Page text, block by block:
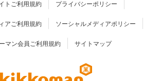
トご利用規約 プライバシーポリシー
アご利用規約 ソーシャルメディアポリシー
マン会員ご利用規約 サイトマップ